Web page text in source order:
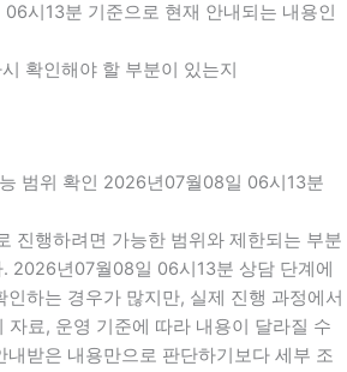
시13분 기준으로 현재 안내되는 내용인
확인해야 할 부분이 있는지
범위 확인 2026년07월08일 06시13분
진행하려면 가능한 범위와 제한되는 부분
2026년07월08일 06시13분 상담 단계에
인하는 경우가 많지만, 실제 진행 과정에서
자료, 운영 기준에 따라 내용이 달라질 수
내받은 내용만으로 판단하기보다 세부 조